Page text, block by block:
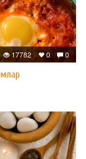
0
0
17782